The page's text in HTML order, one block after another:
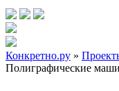
Конкретно.ру »
Полиграфические